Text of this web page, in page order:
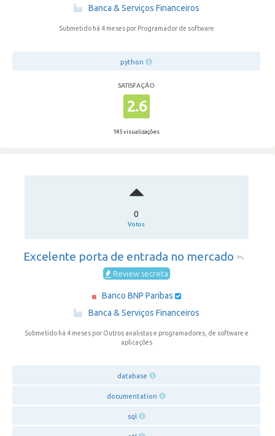
Banca & Serviços Financeiros
Submetido há 4 meses por Programador de software
python
SATISFAÇÃO
2.6
145 visualizações
0
Votos
Excelente porta de entrada no mercado
Review secreta
Banco BNP Paribas
Banca & Serviços Financeiros
Submetido há 4 meses por Outros analistas e programadores, de software e
aplicações
database
documentation
sql